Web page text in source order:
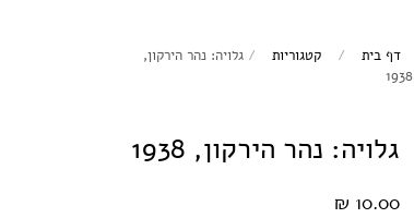
דף בית / קטגוריות / גלויה: נהר הירקון,
1938
גלויה: נהר הירקון, 1938
10.00 ₪